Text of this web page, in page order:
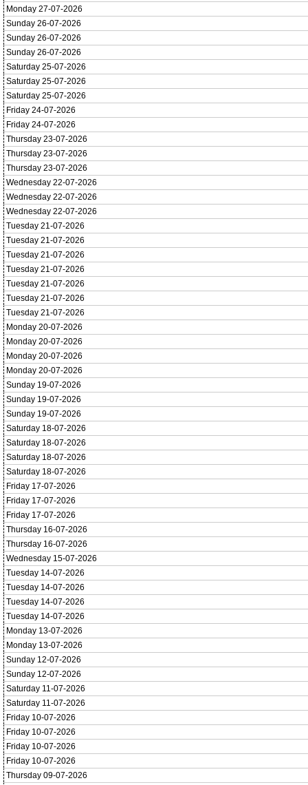
Monday 27-07-2026
Sunday 26-07-2026
Sunday 26-07-2026
Sunday 26-07-2026
Saturday 25-07-2026
Saturday 25-07-2026
Saturday 25-07-2026
Friday 24-07-2026
Friday 24-07-2026
Thursday 23-07-2026
Thursday 23-07-2026
Thursday 23-07-2026
Wednesday 22-07-2026
Wednesday 22-07-2026
Wednesday 22-07-2026
Tuesday 21-07-2026
Tuesday 21-07-2026
Tuesday 21-07-2026
Tuesday 21-07-2026
Tuesday 21-07-2026
Tuesday 21-07-2026
Tuesday 21-07-2026
Monday 20-07-2026
Monday 20-07-2026
Monday 20-07-2026
Monday 20-07-2026
Sunday 19-07-2026
Sunday 19-07-2026
Sunday 19-07-2026
Saturday 18-07-2026
Saturday 18-07-2026
Saturday 18-07-2026
Saturday 18-07-2026
Friday 17-07-2026
Friday 17-07-2026
Friday 17-07-2026
Thursday 16-07-2026
Thursday 16-07-2026
Wednesday 15-07-2026
Tuesday 14-07-2026
Tuesday 14-07-2026
Tuesday 14-07-2026
Tuesday 14-07-2026
Monday 13-07-2026
Monday 13-07-2026
Sunday 12-07-2026
Sunday 12-07-2026
Saturday 11-07-2026
Saturday 11-07-2026
Friday 10-07-2026
Friday 10-07-2026
Friday 10-07-2026
Friday 10-07-2026
Thursday 09-07-2026